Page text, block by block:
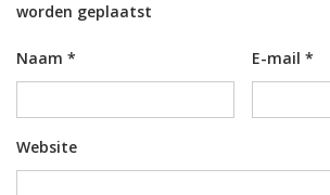
worden geplaatst
Naam * E-mail*
Website